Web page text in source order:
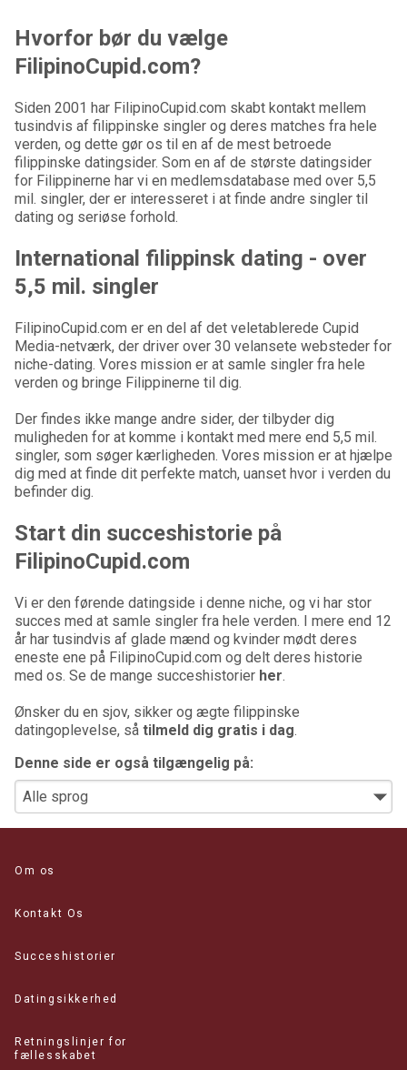
Hvorfor bør du vælge
FilipinoCupid.com?
Siden 2001 har FilipinoCupid.com skabt kontakt mellem
tusindvis af filippinske singler og deres matches fra hele
verden, og dette gør os til en af de mest betroede
filippinske datingsider. Som en af de største datingsider
for Filippinerne har vi en medlemsdatabase med over 5,5
mil. singler, der er interesseret i at finde andre singler til
dating og seriøse forhold.
International filippinsk dating - over
5,5 mil. singler
FilipinoCupid.com er en del af det veletablerede Cupid
Media-netværk, der driver over 30 velansete websteder for
niche-dating. Vores mission er at samle singler fra hele
verden og bringe Filippinerne til dig.
Der findes ikke mange andre sider, der tilbyder dig
muligheden for at komme i kontakt med mere end 5,5 mil.
singler, som søger kærligheden. Vores mission er at hjælpe
dig med at finde dit perfekte match, uanset hvor i verden du
befinder dig.
Start din succeshistorie på
FilipinoCupid.com
Vi er den førende datingside i denne niche, og vi har stor
succes med at samle singler fra hele verden. I mere end 12
år har tusindvis af glade mænd og kvinder mødt deres
eneste ene på FilipinoCupid.com og delt deres historie
med os. Se de mange succeshistorier her.
Ønsker du en sjov, sikker og ægte filippinske
datingoplevelse, så tilmeld dig gratis i dag.
Denne side er også tilgængelig på:
Om os
Kontakt Os
Succeshistorier
Datingsikkerhed
Retningslinjer for
fællesskabet